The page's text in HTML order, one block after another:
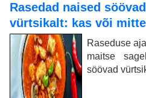
Rasedad naised
vürtsikalt: kas või
Raseduse
maitse
söövad